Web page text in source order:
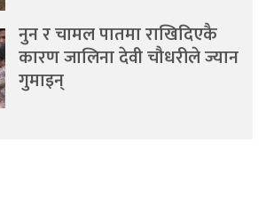
नुन र चामल पातमा राखिदिएकै
कारण जालिना देवी चौधरीले ज्यान
गुमाइन्